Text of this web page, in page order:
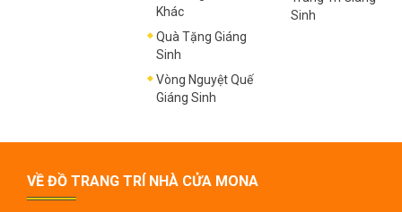
Khác
Quà Tặng Giáng
Sinh
Vòng Nguyệt Quế
Giáng Sinh
Sinh
VỀ ĐỒ TRANG TRÍ NHÀ CỬA MONA